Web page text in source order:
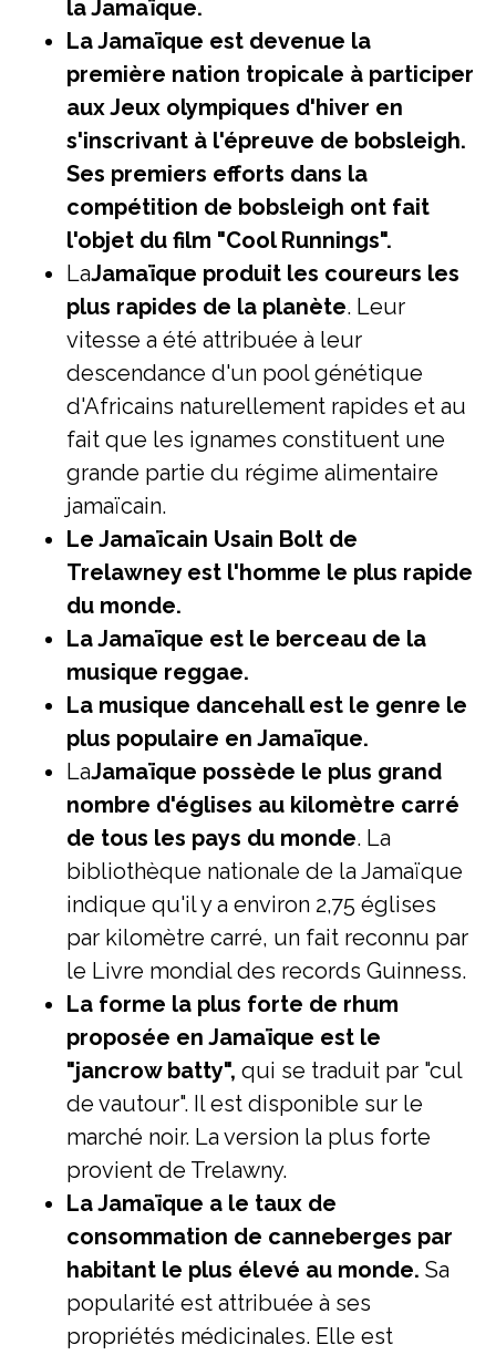
la Jamaïque.
La Jamaïque est devenue la
première nation tropicale à participer
aux Jeux olympiques d'hiver en
s'inscrivant à l'épreuve de bobsleigh.
Ses premiers efforts dans la
compétition de bobsleigh ont fait
l'objet du film "Cool Runnings".
LaJamaïque produit les coureurs les
plus rapides de la planète. Leur
vitesse a été attribuée à leur
descendance d'un pool génétique
d'Africains naturellement rapides et au
fait que les ignames constituent une
grande partie du régime alimentaire
jamaïcain.
Le Jamaïcain Usain Bolt de
Trelawney est l'homme le plus rapide
du monde.
La Jamaïque est le berceau de la
musique reggae.
La musique dancehall est le genre le
plus populaire en Jamaïque.
LaJamaïque possède le plus grand
nombre d'églises au kilomètre carré
de tous les pays du monde. La
bibliothèque nationale de la Jamaïque
indique qu'il y a environ 2,75 églises
par kilomètre carré, un fait reconnu par
le Livre mondial des records Guinness.
La forme la plus forte de rhum
proposée en Jamaïque est le
"jancrow batty", qui se traduit par "cul
de vautour". Il est disponible sur le
marché noir. La version la plus forte
provient de Trelawny.
La Jamaïque a le taux de
consommation de canneberges par
habitant le plus élevé au monde. Sa
popularité est attribuée à ses
propriétés médicinales. Elle est